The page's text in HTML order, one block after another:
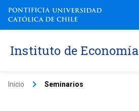
Instituto de Economía
Inicio keyboard_arrow_right Seminarios